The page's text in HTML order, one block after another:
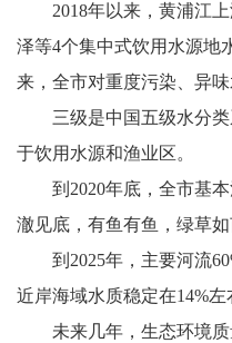
2018年以来，黄浦江
泽等4个集中式饮用水源地
来，全市对重度污染、异味
三级是中国五级水分
于饮用水源和渔业区。
到2020年底，全市基
澈见底，有鱼有鱼，绿草如
到2025年，主要河流
近岸海域水质稳定在14%左
未来几年，生态环境